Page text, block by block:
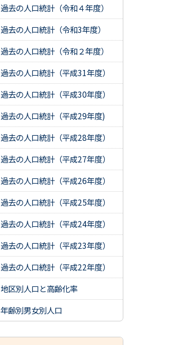
過去の人口統計（令和４年度）
過去の人口統計（令和3年度）
過去の人口統計（令和２年度）
過去の人口統計（平成31年度）
過去の人口統計（平成30年度）
過去の人口統計（平成29年度)
過去の人口統計（平成28年度）
過去の人口統計（平成27年度）
過去の人口統計（平成26年度）
過去の人口統計（平成25年度）
過去の人口統計（平成24年度）
過去の人口統計（平成23年度）
過去の人口統計（平成22年度）
地区別人口と高齢化率
年齢別男女別人口